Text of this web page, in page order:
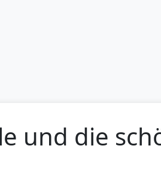
und die